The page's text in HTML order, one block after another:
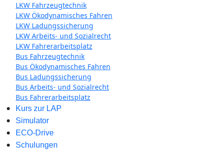
LKW Fahrzeugtechnik
LKW Ökodynamisches Fahren
LKW Ladungssicherung
LKW Arbeits- und Sozialrecht
LKW Fahrerarbeitsplatz
Bus Fahrzeugtechnik
Bus Ökodynamisches Fahren
Bus Ladungssicherung
Bus Arbeits- und Sozialrecht
Bus Fahrerarbeitsplatz
Kurs zur LAP
Simulator
ECO-Drive
Schulungen